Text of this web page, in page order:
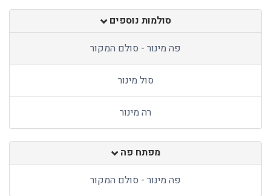
סולמות נוספים
פה מינור - סולם המקור
סול מינור
רה מינור
מפתח פה
פה מינור - סולם המקור